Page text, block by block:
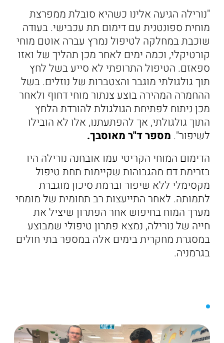
"נורילה הגיעה אלינו כשהיא סובלת ממפרצת
מוחית ספונטנית עם דימום תת עכבישי. בעודה
שוכבת במחלקה לטיפול נמרץ עברה אוטם מוחי
קורטיקלי, וכמה ימים לאחר מכן תהליך של ואזו
ספאזם. הטיפול התרופתי לא סייע בשל לחץ
תוך גולגולתי מוגבר והצטברות של נוזלים. בשל
ההחמרה המהירה בוצע צנתור מוחי דחוף ולאחר
מכן ניתוח לפתיחת הגולגולת להורדת הלחץ
התוך גולגולתי, אך להפתעתנו, אלו לא הובילו
לשיפור". מספר ד"ר מאוסבך.
הדימום המוחי הקריטי עמו אובחנה נורילה היו
בזרימת דם מהגבוהות שקיימות תחת טיפול
מקסימלי ללא שיפור וברמת סיכון מוגברת
לתמותה. לאחר התייעצות רב תחומית של מומחי
מערך המוח בחיפוש אחר הפתרון שיציל את
חייה של נורילה, נמצא פתרון טיפולי שמבוצע
במסגרת מחקרית בימים אלה במספר בתי חולים
בגרמניה.